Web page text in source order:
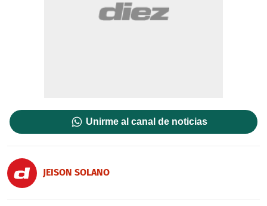
Unirme al canal de noticias
JEISON SOLANO